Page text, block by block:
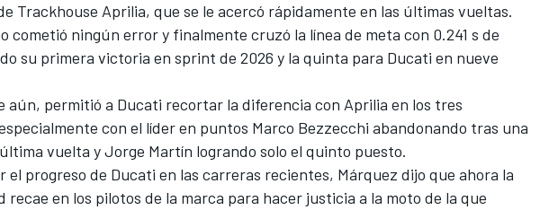
Trackhouse Aprilia, que se le acercó rápidamente en las últimas vueltas.
cometió ningún error y finalmente cruzó la línea de meta con 0.241 s de
su primera victoria en sprint de 2026 y la quinta para Ducati en nueve
aún, permitió a Ducati recortar la diferencia con Aprilia en los tres
con el líder en puntos Marco Bezzecchi abandonando tras una
vuelta yJorge Martín logrando solo el quinto puesto.
el progreso de Ducati en las carreras recientes, Márquez dijo que ahora la
recae en los pilotos de la marca para hacer justicia a la moto de la que